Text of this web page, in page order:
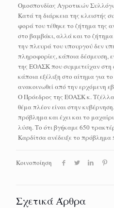
Ομοσπονδίας Αγροτικών
Κατά τη διάρκεια της κλειστής
φορά του τέθηκε το ζήτημα της
στο βαμβάκι, αλλά και το
την πλευρά του υπουργού δεν
πληροφορίες, κάποια δέσμευση,
της ΕΟΑΣΚ που συμμετείχαν στη
κάποια εξέλιξη στο αίτημα για
ανακοινωθεί από την ερχόμενη
Ο Πρόεδρος της ΕΟΑΣΚ κ.
θέμα πλέον είναι στην
πρόβλημα και έχει και το
λύση. Το ότι βγήκαμε 650
Καρδίτσα ανέδειξε το πρόβλημα
Κοινοποίηση
Σχετικά Άρθρα